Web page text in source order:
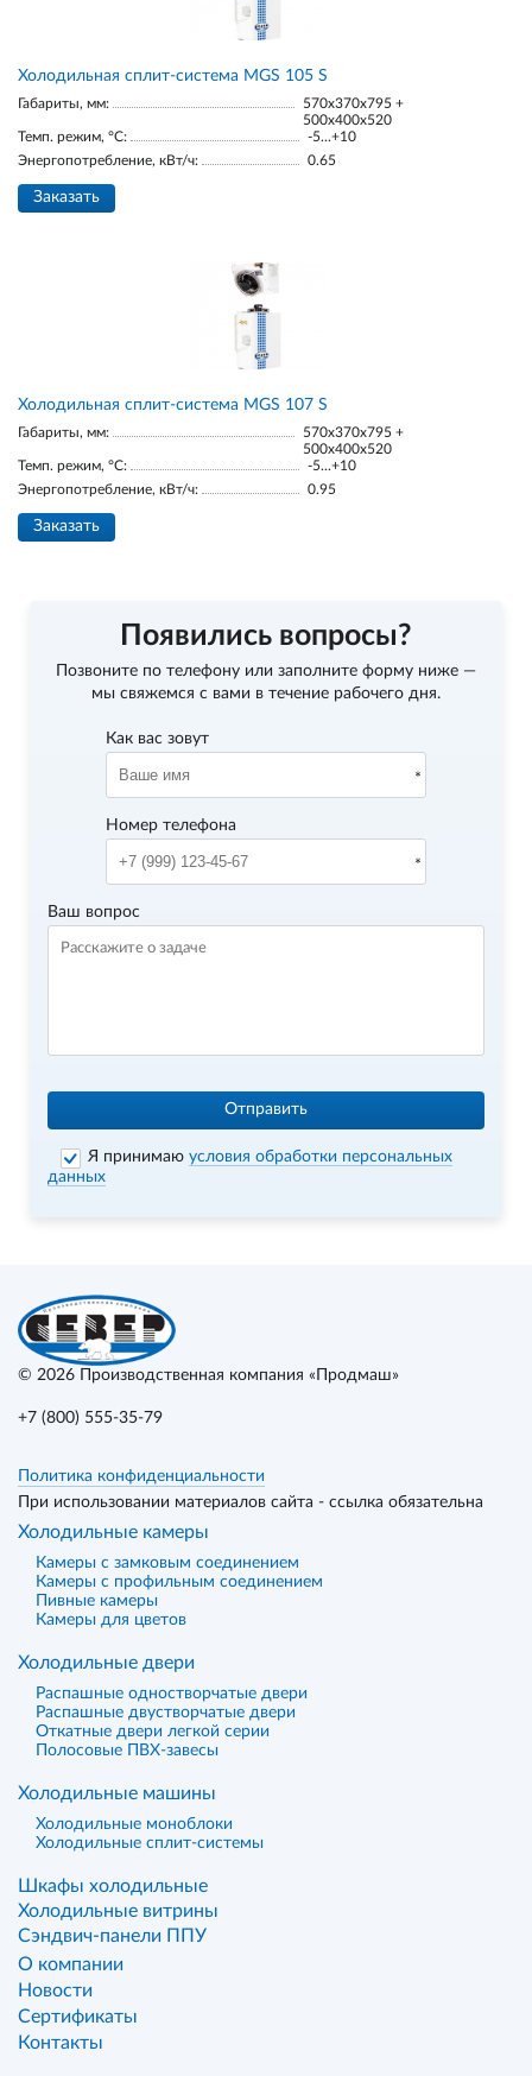
Холодильная сплит-система MGS 105 S
Габариты, мм:
570x370x795 +
500x400x520
Темп. режим, °С:
-5...+10
Энергопотребление, кВт/ч:
0.65
Заказать
Холодильная сплит-система MGS 107 S
Габариты, мм:
570x370x795 +
500x400x520
Темп. режим, °С:
-5...+10
Энергопотребление, кВт/ч:
0.95
Заказать
Появились вопросы?
Позвоните по телефону или заполните форму ниже —
мы свяжемся с вами в течение рабочего дня.
Как вас зовут
Номер телефона
Ваш вопрос
Отправить
Я принимаюусловия обработки персональных
данных
© 2026 Производственная компания «Продмаш»
+7 (800) 555-35-79
Политика конфиденциальности
При использовании материалов сайта - ссылка обязательна
Холодильные камеры
Камеры с замковым соединением
Камеры с профильным соединением
Пивные камеры
Камеры для цветов
Холодильные двери
Распашные одностворчатые двери
Распашные двустворчатые двери
Откатные двери легкой серии
Полосовые ПВХ-завесы
Холодильные машины
Холодильные моноблоки
Холодильные сплит-системы
Шкафы холодильные
Холодильные витрины
Сэндвич-панели ППУ
О компании
Новости
Сертификаты
Контакты